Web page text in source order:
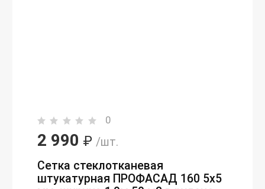
0
2 990 ₽ /шт.
Сетка стеклотканевая
штукатурная ПРОФАСАД 160 5х5